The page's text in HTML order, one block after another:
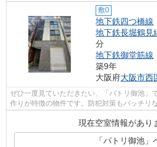
敷0
地下鉄四つ橋線
地下鉄長堀鶴見
分
地下鉄御堂筋線
築9年
大阪府大阪市西
ぜひ一度見ていただきたい、「パトリ御池」
作りが特徴の物件です。防犯対策もバッチリ
現在空室情報があり
「パトリ御池」